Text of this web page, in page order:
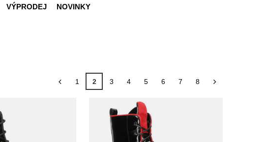
VÝPRODEJ NOVINKY
1 2 3 4 5 6 7 8